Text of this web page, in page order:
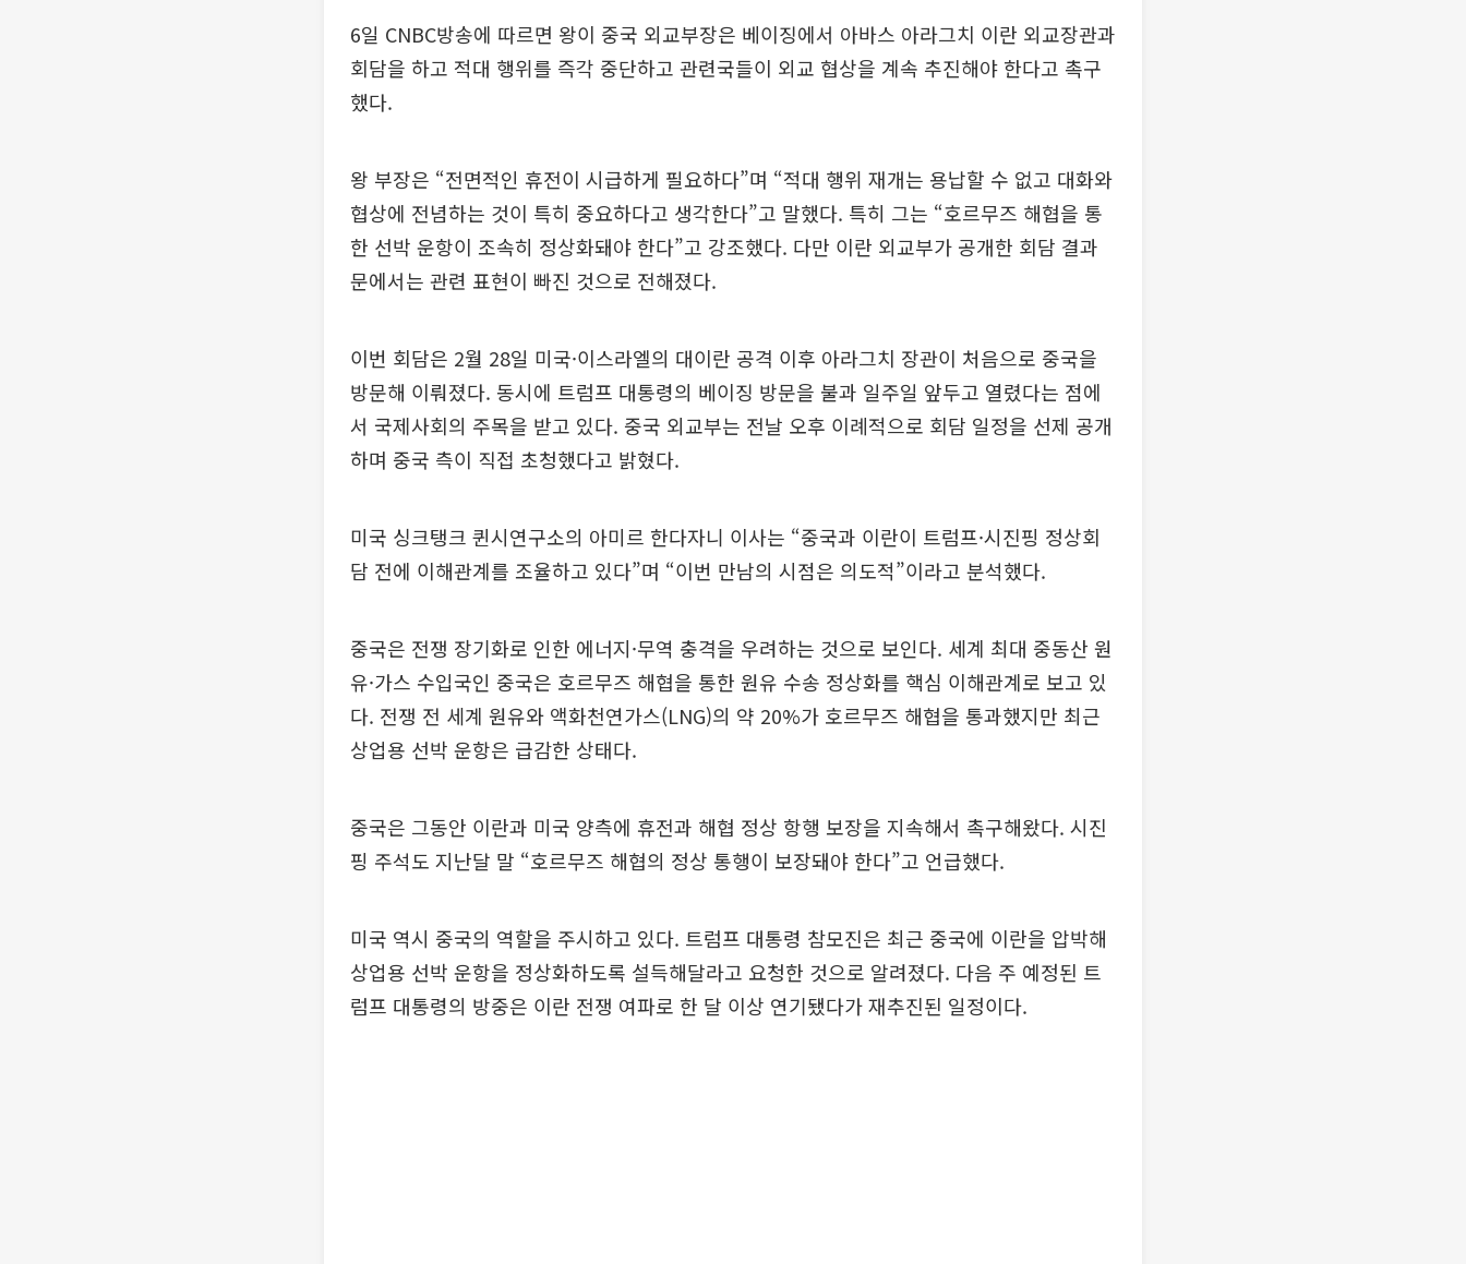
6일 CNBC방송에 따르면 왕이 중국 외교부장은 베이징에서 아바스 아라그치 이란 외교장관과
회담을 하고 적대 행위를 즉각 중단하고 관련국들이 외교 협상을 계속 추진해야 한다고 촉구
했다.
왕 부장은 “전면적인 휴전이 시급하게 필요하다”며 “적대 행위 재개는 용납할 수 없고 대화와
협상에 전념하는 것이 특히 중요하다고 생각한다”고 말했다. 특히 그는 “호르무즈 해협을 통
한 선박 운항이 조속히 정상화돼야 한다”고 강조했다. 다만 이란 외교부가 공개한 회담 결과
문에서는 관련 표현이 빠진 것으로 전해졌다.
이번 회담은 2월 28일 미국·이스라엘의 대이란 공격 이후 아라그치 장관이 처음으로 중국을
방문해 이뤄졌다. 동시에 트럼프 대통령의 베이징 방문을 불과 일주일 앞두고 열렸다는 점에
서 국제사회의 주목을 받고 있다. 중국 외교부는 전날 오후 이례적으로 회담 일정을 선제 공개
하며 중국 측이 직접 초청했다고 밝혔다.
미국 싱크탱크 퀸시연구소의 아미르 한다자니 이사는 “중국과 이란이 트럼프·시진핑 정상회
담 전에 이해관계를 조율하고 있다”며 “이번 만남의 시점은 의도적”이라고 분석했다.
중국은 전쟁 장기화로 인한 에너지·무역 충격을 우려하는 것으로 보인다. 세계 최대 중동산 원
유·가스 수입국인 중국은 호르무즈 해협을 통한 원유 수송 정상화를 핵심 이해관계로 보고 있
다. 전쟁 전 세계 원유와 액화천연가스(LNG)의 약 20%가 호르무즈 해협을 통과했지만 최근
상업용 선박 운항은 급감한 상태다.
중국은 그동안 이란과 미국 양측에 휴전과 해협 정상 항행 보장을 지속해서 촉구해왔다. 시진
핑 주석도 지난달 말 “호르무즈 해협의 정상 통행이 보장돼야 한다”고 언급했다.
미국 역시 중국의 역할을 주시하고 있다. 트럼프 대통령 참모진은 최근 중국에 이란을 압박해
상업용 선박 운항을 정상화하도록 설득해달라고 요청한 것으로 알려졌다. 다음 주 예정된 트
럼프 대통령의 방중은 이란 전쟁 여파로 한 달 이상 연기됐다가 재추진된 일정이다.